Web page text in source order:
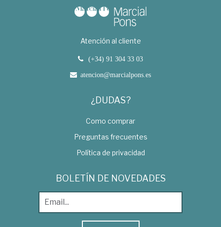
Atención al cliente
(+34) 91 304 33 03
atencion@marcialpons.es
¿DUDAS?
Como comprar
Preguntas frecuentes
Política de privacidad
BOLETÍN DE NOVEDADES